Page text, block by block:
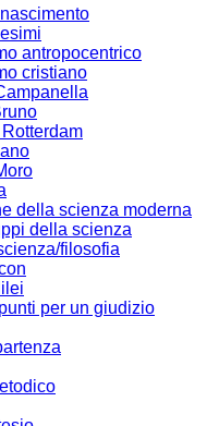
antropocentrico
cristiano
della scienza moderna
della scienza
filosofia
per un giudizio